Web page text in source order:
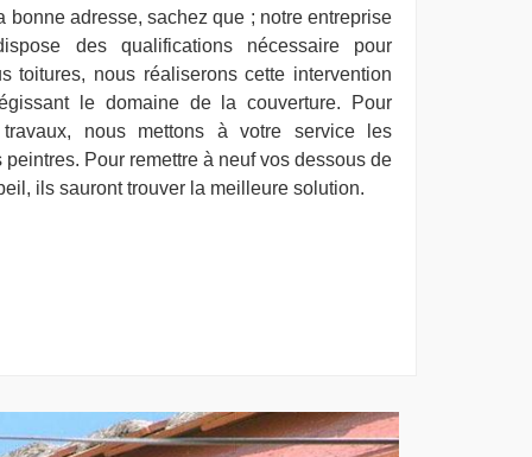
bonne adresse, sachez que ; notre entreprise
des qualifications nécessaire pour
toitures, nous réaliserons cette intervention
le domaine de la couverture. Pour
nous mettons à votre service les
Pour remettre à neuf vos dessous de
ils sauront trouver la meilleure solution.